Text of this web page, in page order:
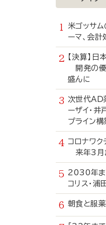
米ゴッサ
ーマ、会
【決算】
開発の優
盛んに
次世代AD
ーザイ・井
プライン構
コロナワ
来年3月
2030年
コリス・浦
朝食と服